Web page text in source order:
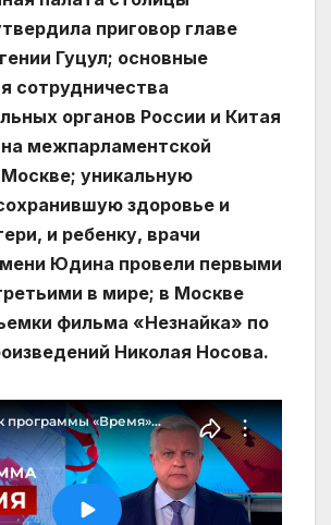
приговор главе
Гуцул; основные
сотрудничества
органов России и Китая
межпарламентской
уникальную
здоровье и
и ребенку, врачи
Юдина провели первыми
в мире; в Москве
фильма «Незнайка» по
Николая Носова.